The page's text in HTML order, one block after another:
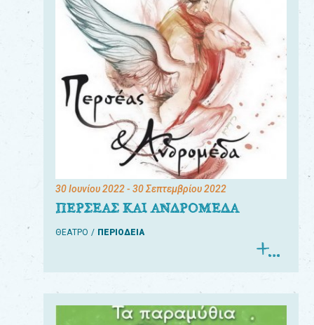
30 Ιουνίου 2022- 30 Σεπτεμβρίου 2022
ΠΕΡΣΕΑΣ ΚΑΙ ΑΝΔΡΟΜΕΔΑ
ΘΕΑΤΡΟ ΠΕΡΙΟΔΕΙΑ